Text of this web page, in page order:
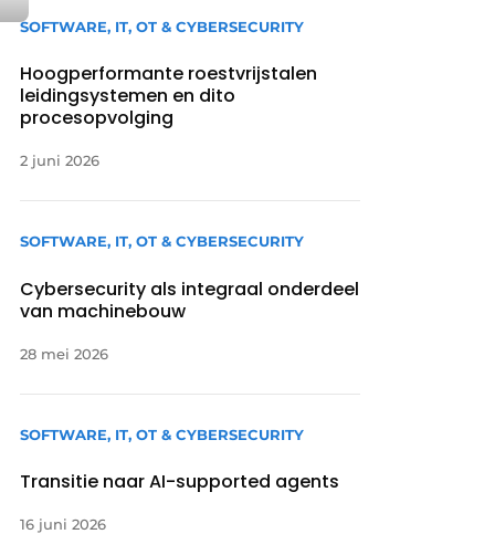
SOFTWARE, IT, OT & CYBERSECURITY
Hoogperformante roestvrijstalen
leidingsystemen en dito
procesopvolging
2 juni 2026
SOFTWARE, IT, OT & CYBERSECURITY
Cybersecurity als integraal onderdeel
van machinebouw
28 mei 2026
SOFTWARE, IT, OT & CYBERSECURITY
Transitie naar AI-supported agents
16 juni 2026